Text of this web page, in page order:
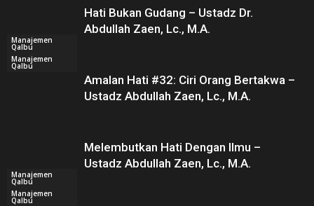
Manajemen
Qalbu
Hati Bukan Gudang – Ustadz Dr.
Abdullah Zaen, Lc., M.A.
Manajemen
Qalbu
Amalan Hati #32: Ciri Orang Bertakwa –
Ustadz Abdullah Zaen, Lc., M.A.
Manajemen
Qalbu
Melembutkan Hati Dengan Ilmu –
Ustadz Abdullah Zaen, Lc., M.A.
Manajemen
Qalbu